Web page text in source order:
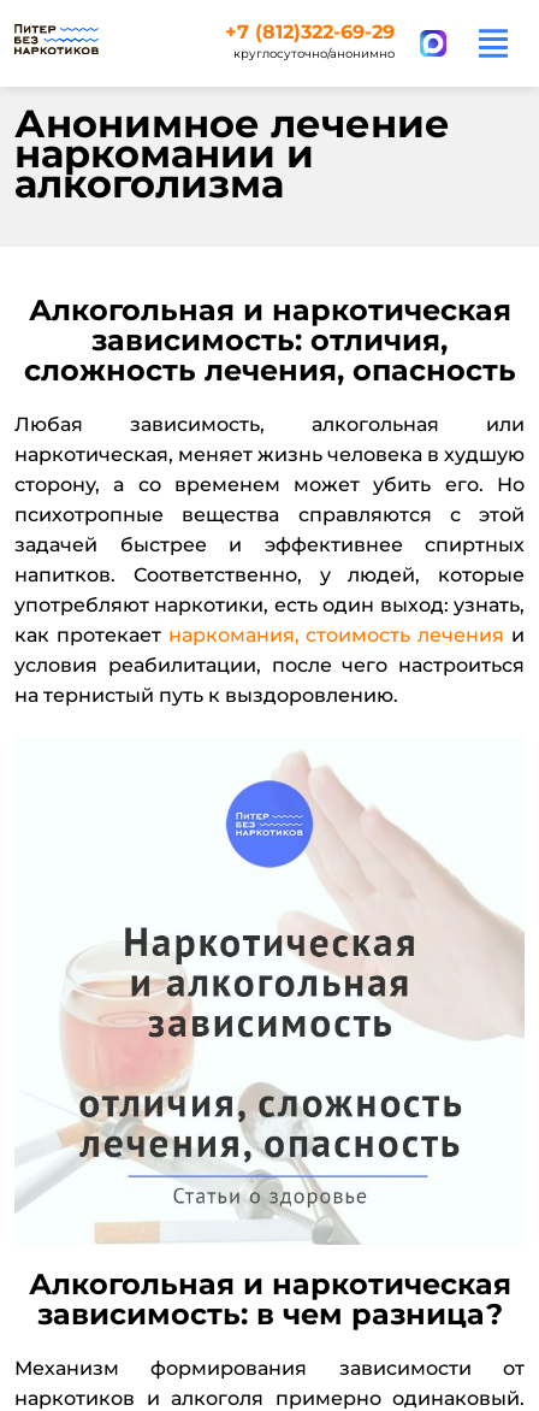
+7 (812)322-69-29
круглосуточно/анонимно
Анонимное лечение
наркомании и
алкоголизма
Алкогольная и наркотическая
зависимость: отличия,
сложность лечения, опасность
Любая зависимость, алкогольная или
наркотическая, меняет жизнь человека в худшую
сторону, а со временем может убить его. Но
психотропные вещества справляются с этой
задачей быстрее и эффективнее спиртных
напитков. Соответственно, у людей, которые
употребляют наркотики, есть один выход: узнать,
как протекает наркомания, стоимость лечения и
условия реабилитации, после чего настроиться
на тернистый путь к выздоровлению.
Алкогольная и наркотическая
зависимость: в чем разница?
Механизм формирования зависимости от
наркотиков и алкоголя примерно одинаковый.